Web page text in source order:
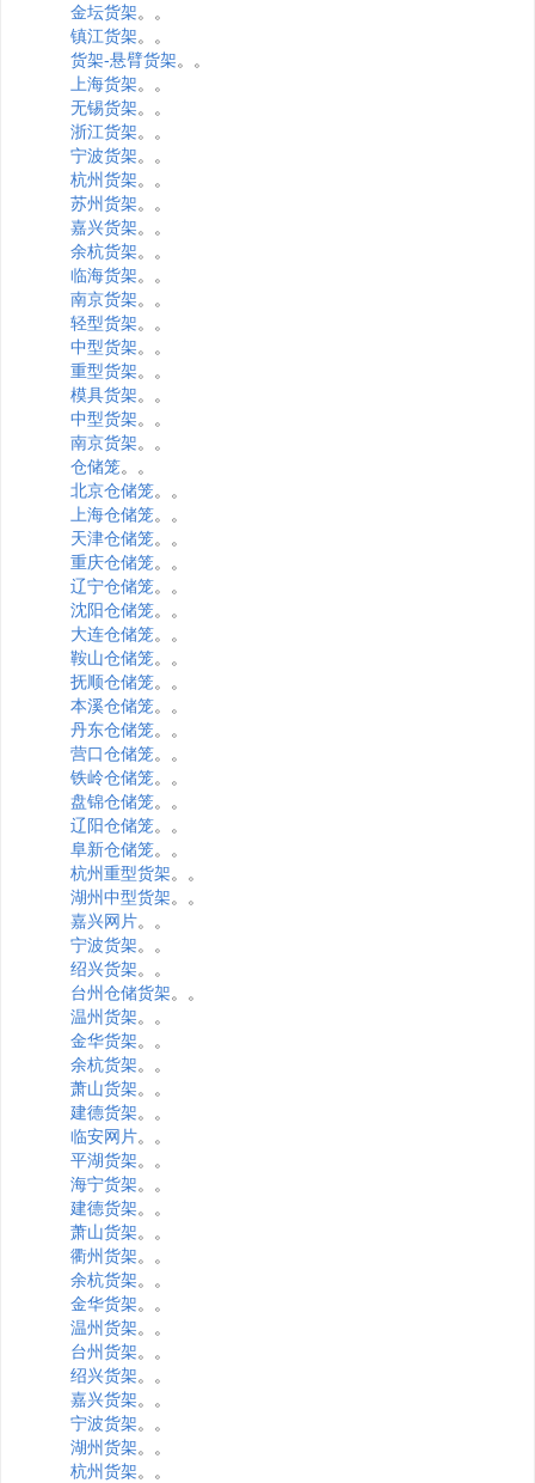
金坛货架。。
镇江货架。。
货架-悬臂货架。。
上海货架。。
无锡货架。。
浙江货架。。
宁波货架。。
杭州货架。。
苏州货架。。
嘉兴货架。。
余杭货架。。
临海货架。。
南京货架。。
轻型货架。。
中型货架。。
重型货架。。
模具货架。。
中型货架。。
南京货架。。
仓储笼。。
北京仓储笼。。
上海仓储笼。。
天津仓储笼。。
重庆仓储笼。。
辽宁仓储笼。。
沈阳仓储笼。。
大连仓储笼。。
鞍山仓储笼。。
抚顺仓储笼。。
本溪仓储笼。。
丹东仓储笼。。
营口仓储笼。。
铁岭仓储笼。。
盘锦仓储笼。。
辽阳仓储笼。。
阜新仓储笼。。
杭州重型货架。。
湖州中型货架。。
嘉兴网片。。
宁波货架。。
绍兴货架。。
台州仓储货架。。
温州货架。。
金华货架。。
余杭货架。。
萧山货架。。
建德货架。。
临安网片。。
平湖货架。。
海宁货架。。
建德货架。。
萧山货架。。
衢州货架。。
余杭货架。。
金华货架。。
温州货架。。
台州货架。。
绍兴货架。。
嘉兴货架。。
宁波货架。。
湖州货架。。
杭州货架。。